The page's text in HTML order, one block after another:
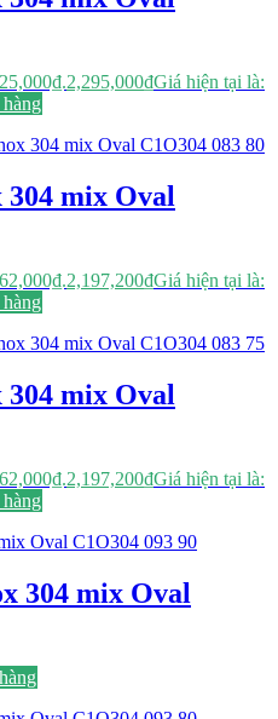
2,295,000₫Giá hiện tại là:
304 mix Oval
2,197,200₫Giá hiện tại là:
304 mix Oval
2,197,200₫Giá hiện tại là:
304 mix Oval